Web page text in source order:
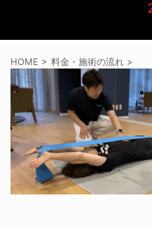
HOME > 料金・施術の流れ >